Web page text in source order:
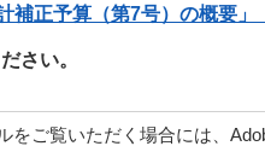
補正予算（第7号）の概要」
さい。
をご覧いただく場合には、